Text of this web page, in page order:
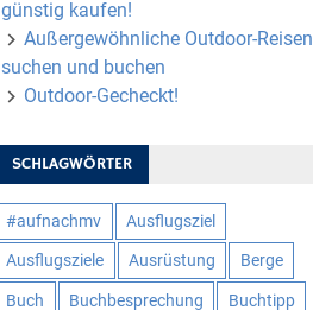
günstig kaufen!
Außergewöhnliche Outdoor-Reisen
suchen und buchen
Outdoor-Gecheckt!
SCHLAGWÖRTER
#aufnachmv Ausflugsziel
Ausflugsziele Ausrüstung Berge
Buch Buchbesprechung Buchtipp